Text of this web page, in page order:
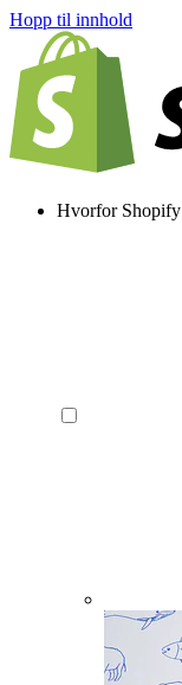
Hopp til innhold
Hvorfor Shopify